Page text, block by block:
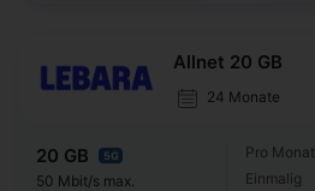
Allnet 20 GB
24 Monate
20 GB 5G
50 Mbit/s max.
Pro Monat
Einmalig